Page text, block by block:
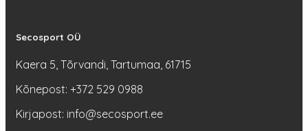
Secosport OÜ
Kaera 5, Tõrvandi, Tartumaa, 61715
Kõnepost: +372 529 0988
Kirjapost: info@secosport.ee